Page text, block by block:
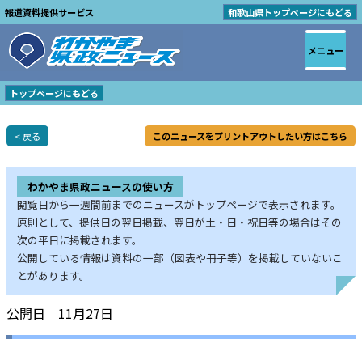
報道資料提供サービス 和歌山県トップページにもどる
トップページにもどる
< 戻る このニュースをプリントアウトしたい方はこちら
わかやま県政ニュースの使い方
閲覧日から一週間前までのニュースがトップページで表示されます。
原則として、提供日の翌日掲載、翌日が土・日・祝日等の場合はその
次の平日に掲載されます。
公開している情報は資料の一部（図表や冊子等）を掲載していないこ
とがあります。
公開日 11月27日
メニュー